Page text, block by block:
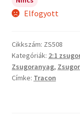
Elfogyott
Cikkszám: ZS508
Kategóriák: 2:1
Zsugoranyag,
Címke: Tracon